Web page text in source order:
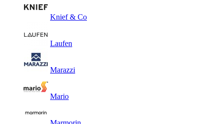
Knief & Co
Laufen
Marazzi
Mario